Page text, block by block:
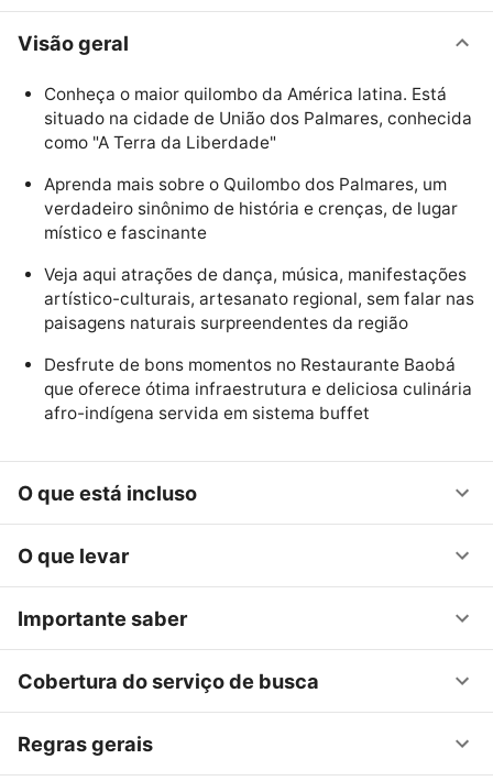
Visão geral
Conheça o maior quilombo da América latina. Está
situado na cidade de União dos Palmares, conhecida
como "A Terra da Liberdade"
Aprenda mais sobre o Quilombo dos Palmares, um
verdadeiro sinônimo de história e crenças, de lugar
místico e fascinante
Veja aqui atrações de dança, música, manifestações
artístico-culturais, artesanato regional, sem falar nas
paisagens naturais surpreendentes da região
Desfrute de bons momentos no Restaurante Baobá
que oferece ótima infraestrutura e deliciosa culinária
afro-indígena servida em sistema buffet
O que está incluso
O que levar
Importante saber
Cobertura do serviço de busca
Regras gerais